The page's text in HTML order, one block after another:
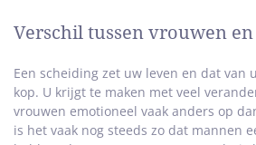
Verschil tussen vrouwen
Een scheiding zet uw leven en dat van
kop. U krijgt te maken met veel
vrouwen emotioneel vaak anders op
is het vaak nog steeds zo dat mannen